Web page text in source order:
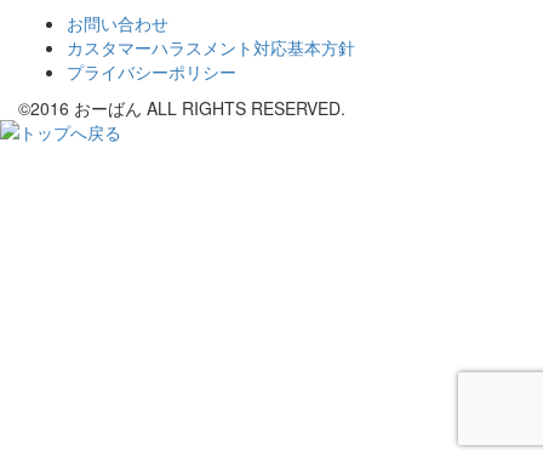
お問い合わせ
カスタマーハラスメント対応基本方針
プライバシーポリシー
©2016 おーばん ALL RIGHTS RESERVED.